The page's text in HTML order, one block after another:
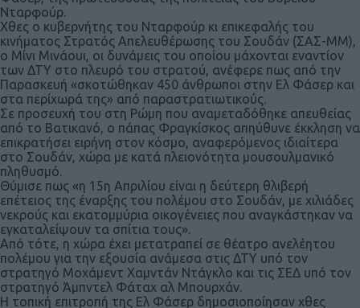
Νταρφούρ.
Χθες ο κυβερνήτης του Νταρφούρ κι επικεφαλής του
κινήματος Στρατός Απελευθέρωσης του Σουδάν (ΣΑΣ-ΜΜ),
ο Μίνι Μινάουι, οι δυνάμεις του οποίου μάχονται εναντίον
των ΔΤΥ στο πλευρό του στρατού, ανέφερε πως από την
Παρασκευή «σκοτώθηκαν 450 άνθρωποι στην Ελ Φάσερ και
στα περίχωρά της» από παραστρατιωτικούς.
Σε προσευχή του στη Ρώμη που αναμεταδόθηκε απευθείας
από το Βατικανό, ο πάπας Φραγκίσκος απηύθυνε έκκληση να
επικρατήσει ειρήνη στον κόσμο, αναφερόμενος ιδιαίτερα
στο Σουδάν, χώρα με κατά πλειονότητα μουσουλμανικό
πληθυσμό.
Θύμισε πως «η 15η Απριλίου είναι η δεύτερη θλιβερή
επέτειος της έναρξης του πολέμου στο Σουδάν, με χιλιάδες
νεκρούς και εκατομμύρια οικογένειες που αναγκάστηκαν να
εγκαταλείψουν τα σπίτια τους».
Από τότε, η χώρα έχει μετατραπεί σε θέατρο ανελέητου
πολέμου για την εξουσία ανάμεσα στις ΔΤΥ υπό τον
στρατηγό Μοχάμεντ Χαμντάν Ντάγκλο και τις ΣΕΔ υπό τον
στρατηγό Άμπντελ Φάταχ αλ Μπουρχάν.
Η τοπική επιτροπή της Ελ Φάσερ δημοσιοποίησαν χθες